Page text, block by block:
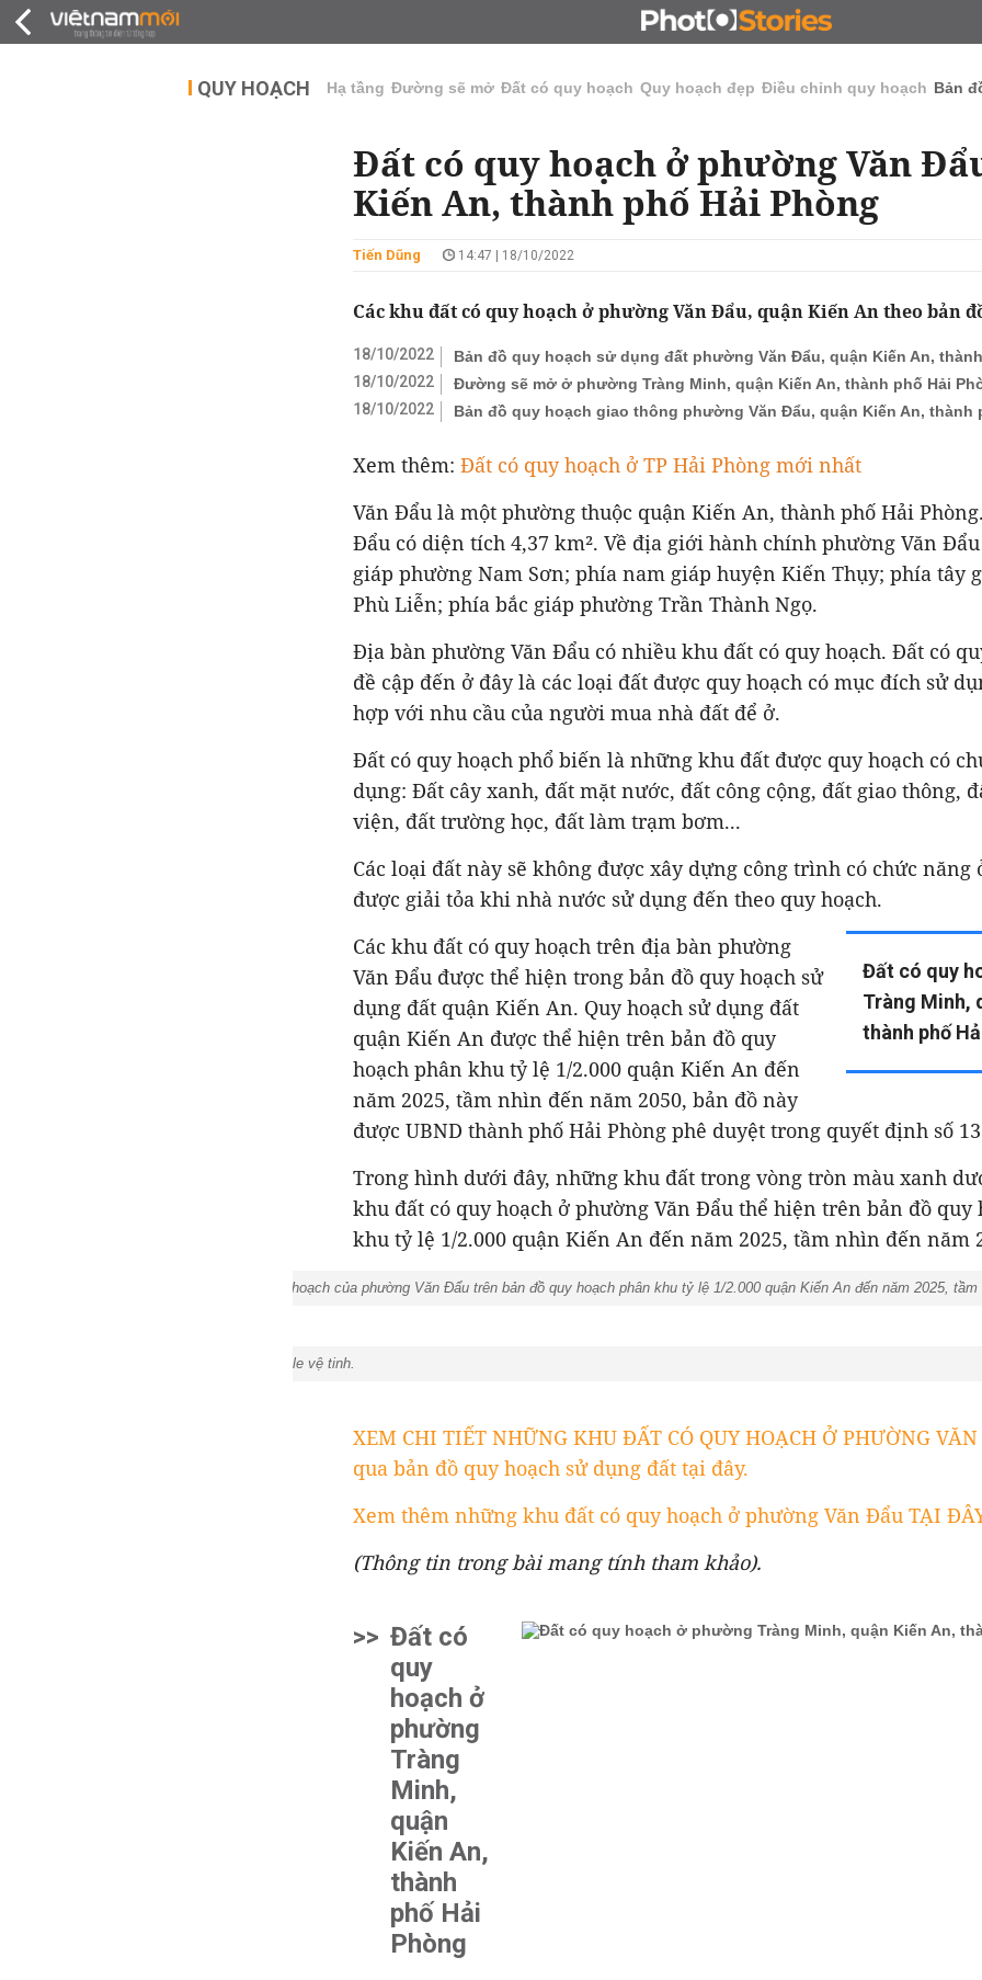
ĐẤU GIÁ - ĐẤU THẦU KINH DOANH
QUY HOẠCH Hạ tầng Đường sẽ mở Đất có quy hoạch Quy hoạch đẹp Điều chỉnh quy hoạch Bản
Đất có quy hoạch ở phường Văn
Kiến An, thành phố Hải Phòng
Tiến Dũng 14:47 | 18/10/2022
Các khu đất có quy hoạch ở phường Văn Đẩu, quận Kiến An theo bản
18/10/2022
Bản đồ quy hoạch sử dụng đất phường Văn Đẩu, quận Kiến An,
18/10/2022
Đường sẽ mở ở phường Tràng Minh, quận Kiến An, thành phố Hải
18/10/2022
Bản đồ quy hoạch giao thông phường Văn Đẩu, quận Kiến An, thành
Xem thêm: Đất có quy hoạch ở TP Hải Phòng mới nhất
Văn Đẩu là một phường thuộc quận Kiến An, thành phố Hải
Đẩu có diện tích 4,37 km². Về địa giới hành chính phường Văn
giáp phường Nam Sơn; phía nam giáp huyện Kiến Thụy; phía tây
Phù Liễn; phía bắc giáp phường Trần Thành Ngọ.
Địa bàn phường Văn Đẩu có nhiều khu đất có quy hoạch. Đất có
đề cập đến ở đây là các loại đất được quy hoạch có mục đích sử
hợp với nhu cầu của người mua nhà đất để ở.
Đất có quy hoạch phổ biến là những khu đất được quy hoạch có
dụng: Đất cây xanh, đất mặt nước, đất công cộng, đất giao thông,
viện, đất trường học, đất làm trạm bơm...
Các loại đất này sẽ không được xây dựng công trình có chức năng
được giải tỏa khi nhà nước sử dụng đến theo quy hoạch.
Đất có quy
Tràng Minh,
thành phố
Các khu đất có quy hoạch trên địa bàn phường
Văn Đẩu được thể hiện trong bản đồ quy hoạch sử
dụng đất quận Kiến An. Quy hoạch sử dụng đất
quận Kiến An được thể hiện trên bản đồ quy
hoạch phân khu tỷ lệ 1/2.000 quận Kiến An đến
năm 2025, tầm nhìn đến năm 2050, bản đồ này
được UBND thành phố Hải Phòng phê duyệt trong quyết định số
Trong hình dưới đây, những khu đất trong vòng tròn màu xanh
khu đất có quy hoạch ở phường Văn Đẩu thể hiện trên bản đồ quy
khu tỷ lệ 1/2.000 quận Kiến An đến năm 2025, tầm nhìn đến năm
Một số khu đất có quy hoạch của phường Văn Đẩu trên bản đồ quy hoạch phân khu tỷ lệ 1/2.000 quận Kiến An đến năm 2025,
Ảnh thực địa trên Google vệ tinh.
XEM CHI TIẾT NHỮNG KHU ĐẤT CÓ QUY HOẠCH Ở PHƯỜNG
qua bản đồ quy hoạch sử dụng đất tại đây.
Xem thêm những khu đất có quy hoạch ở phường Văn Đẩu TẠI
(Thông tin trong bài mang tính tham khảo).
>> Đất có
quy
hoạch ở
phường
Tràng
Minh,
quận
Kiến An,
thành
phố Hải
Phòng